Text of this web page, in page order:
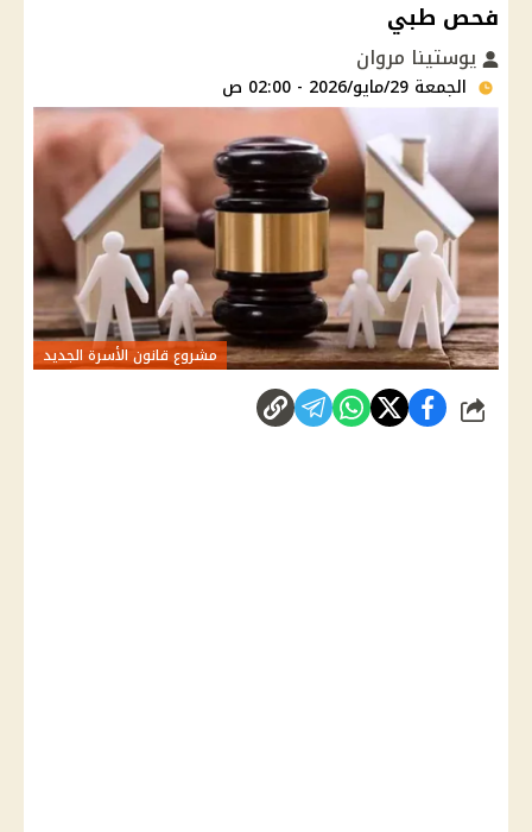
فحص طبي
يوستينا مروان
الجمعة 29/مايو/2026 - 02:00 ص
مشروع قانون الأسرة الجديد
شارك